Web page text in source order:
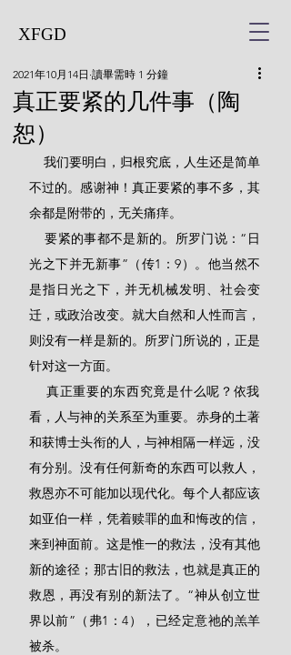
XFGD
真正要紧的几件事（陶
恕）
2021年10月14日 讀畢需時 1 分鐘
不过的。感谢神！真正要紧的事不多，其
余都是附带的，无关痛痒。
    要紧的事都不是新的。所罗门说：“日
光之下并无新事”（传1：9）。他当然不
是指日光之下，并无机械发明、社会变
迁，或政治改变。就大自然和人性而言，
则没有一样是新的。所罗门所说的，正是
针对这一方面。
看，人与神的关系至为重要。赤身的土著
和获博士头衔的人，与神相隔一样远，没
有分别。没有任何新奇的东西可以救人，
救恩亦不可能加以现代化。每个人都应该
如亚伯一样，凭着赎罪的血和悔改的信，
来到神面前。这是惟一的救法，没有其他
新的途径；那古旧的救法，也就是真正的
救恩，再没有别的新法了。“神从创立世
界以前”（弗1：4），已经定意祂的羔羊
被杀。